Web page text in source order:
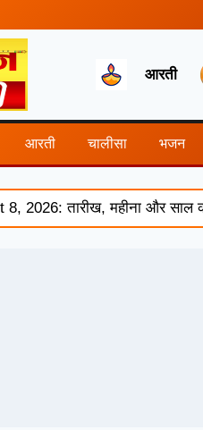
आरती
आरती चालीसा भजन
तारीख, महीना और साल का